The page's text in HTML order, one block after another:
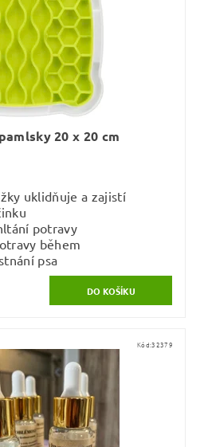
20 x 20 cm
uklidňuje a zajistí
potravy
během
psa
Kód:32379